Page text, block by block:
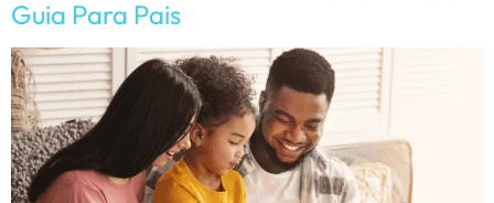
Guia Para Pais